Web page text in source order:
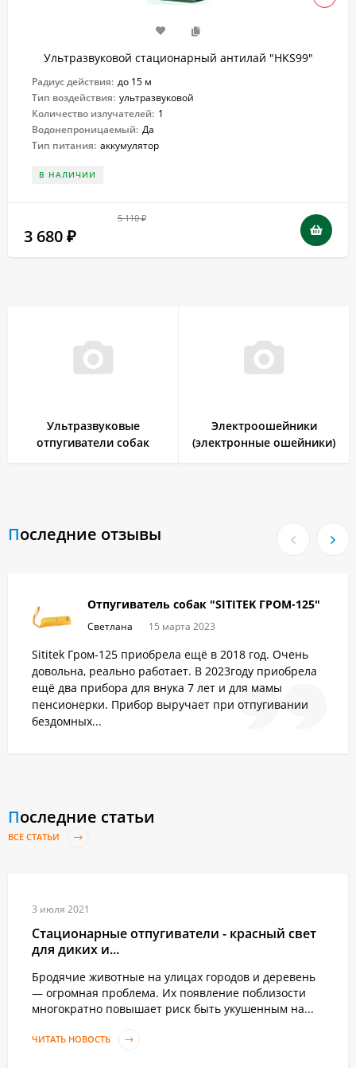
Ультразвуковой стационарный антилай "HKS99"
Радиус действия: до 15 м
Тип воздействия: ультразвуковой
Количество излучателей: 1
Водонепроницаемый: Да
Тип питания: аккумулятор
В НАЛИЧИИ
5 110₽
3 680 ₽
Ультразвуковые
отпугиватели собак
Электроошейники
(электронные ошейники)
Последние отзывы
Отпугиватель собак "SITITEK ГРОМ-125"
Светлана 15 марта 2023
Sititek Гром-125 приобрела ещё в 2018 год. Очень
довольна, реально работает. В 2023году приобрела
ещё два прибора для внука 7 лет и для мамы
пенсионерки. Прибор выручает при отпугивании
бездомных...
Последние статьи
ВСЕ СТАТЬИ
3 июля 2021
Стационарные отпугиватели - красный свет
для диких и...
Бродячие животные на улицах городов и деревень
— огромная проблема. Их появление поблизости
многократно повышает риск быть укушенным на...
ЧИТАТЬ НОВОСТЬ